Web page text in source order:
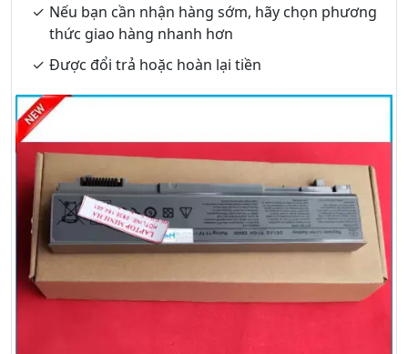
Nếu bạn cần nhận hàng sớm, hãy chọn phương
thức giao hàng nhanh hơn
Được đổi trả hoặc hoàn lại tiền